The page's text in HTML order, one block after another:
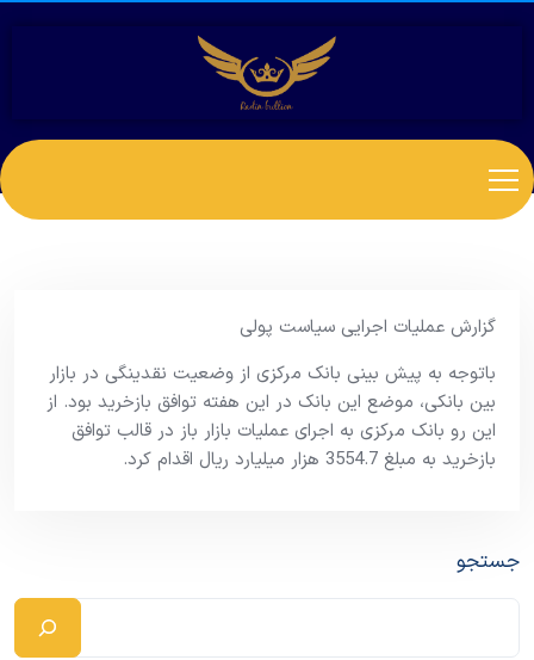
گزارش عملیات اجرایی سیاست پولی
باتوجه به پیش بینی بانک مرکزی از وضعیت نقدینگی در بازار
بین بانکی، موضع این بانک در این هفته توافق بازخرید بود. از
این رو بانک مرکزی به اجرای عملیات بازار باز در قالب توافق
بازخرید به مبلغ 3554.7 هزار میلیارد ریال اقدام کرد.
جستجو